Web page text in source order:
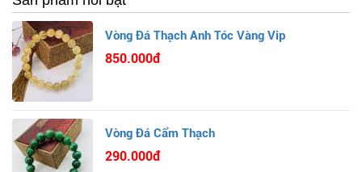
Vòng Đá Thạch Anh Tóc Vàng Vip
850.000đ
Vòng Đá Cẩm Thạch
290.000đ